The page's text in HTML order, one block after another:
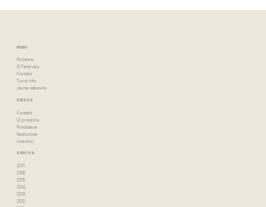
MENI
Početna
O Festivalu
Kontakt
Turist Info
Javna nabavka
CIRKUS
Kontakt
O projektu
Predstava
Radionice
Učesnici
ARHIVA
2017.
2016.
2015.
2014.
2013.
2012.